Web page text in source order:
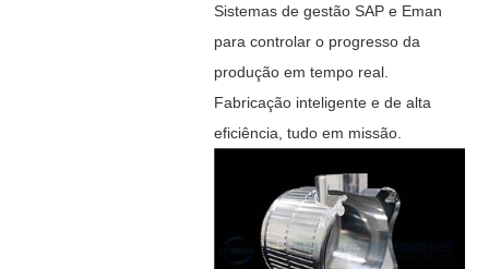
Sistemas de gestão SAP e Eman
para controlar o progresso da
produção em tempo real.
Fabricação inteligente e de alta
eficiência, tudo em missão.